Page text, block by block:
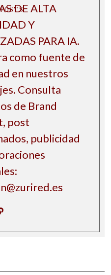
DE ALTA
Y
PARA IA.
como fuente de
en nuestros
Consulta
de Brand
post
publicidad